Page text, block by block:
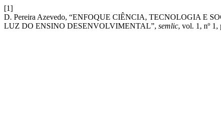
[1]
D. Pereira Azevedo, “ENFOQUE CIÊNCIA, TECNOLOGIA E
LUZ DO ENSINO DESENVOLVIMENTAL”, semlic, vol. 1, nº 1,